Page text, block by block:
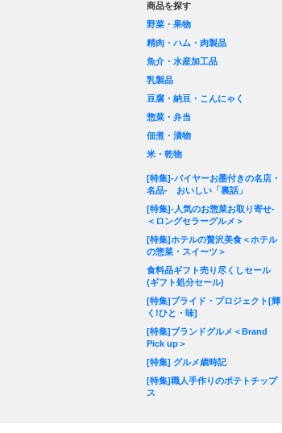
商品を探す
野菜・果物
精肉・ハム・肉製品
魚介・水産加工品
乳製品
豆腐・納豆・こんにゃく
惣菜・弁当
佃煮・漬物
米・乾物
[特集]-バイヤーお墨付きの名店・
名品- おいしい「裏話」
[特集]-人気のお惣菜お取り寄せ-
＜ロングセラーグルメ＞
[特集]ホテルの贅沢美食＜ホテル
の惣菜・スイーツ＞
食料品ギフト売り尽くしセール
(ギフト処分セール)
[特集]プライド・プロジェクト[輝
く!ひと・味]
[特集]ブランドグルメ＜Brand
Pick up＞
[特集] グルメ歳時記
[特集]職人手作りのポテトチップ
ス